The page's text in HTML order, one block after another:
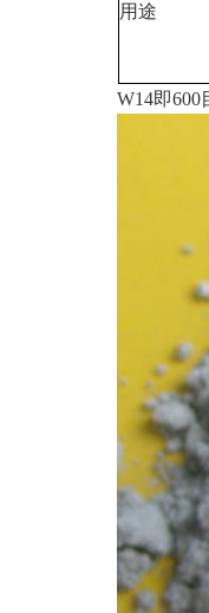
用途
W14即600